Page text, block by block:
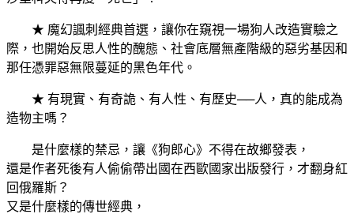
★ 魔幻諷刺經典首選，讓你在窺視一場狗人改造實驗之
際，也開始反思人性的醜態、社會底層無產階級的惡劣基因和
那任憑罪惡無限蔓延的黑色年代。
★ 有現實、有奇詭、有人性、有歷史──人，真的能成為
造物主嗎？
是什麼樣的禁忌，讓《狗郎心》不得在故鄉發表，
還是作者死後有人偷偷帶出國在西歐國家出版發行，才翻身紅
回俄羅斯？
又是什麼樣的傳世經典，